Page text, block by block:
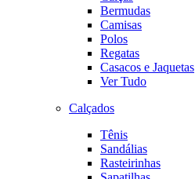
Bermudas
Camisas
Polos
Regatas
Casacos e Jaquetas
Ver Tudo
Calçados
Tênis
Sandálias
Rasteirinhas